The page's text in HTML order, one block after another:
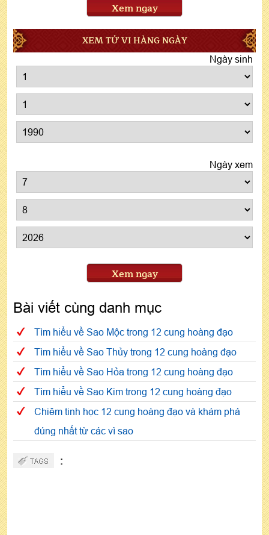
Xem ngay
XEM TỬ VI HÀNG NGÀY
Ngày sinh
Ngày xem
Xem ngay
Bài viết cùng danh mục
Tìm hiểu về Sao Mộc trong 12 cung hoàng đạo
Tìm hiểu về Sao Thủy trong 12 cung hoàng đạo
Tìm hiểu về Sao Hỏa trong 12 cung hoàng đạo
Tìm hiểu về Sao Kim trong 12 cung hoàng đạo
Chiêm tinh học 12 cung hoàng đạo và khám phá
đúng nhất từ các vì sao
: